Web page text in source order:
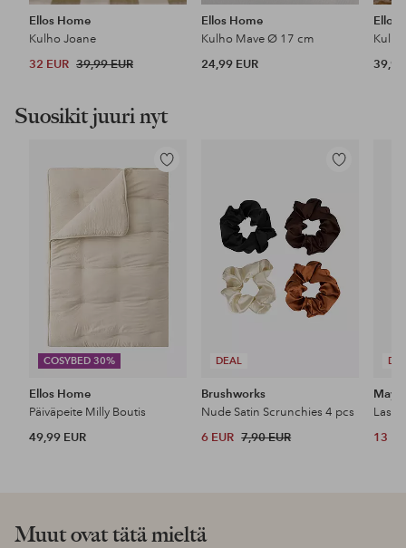
Ellos Home
Kulho Joane
32 EUR 39,99 EUR
Ellos Home
Kulho Mave Ø 17 cm
24,99 EUR
Ellos
39,99
Suosikit juuri nyt
COSYBED 30%
Lisää
Ellos Home
Päiväpeite Milly Boutis
49,99 EUR
DEAL
Lisää
Brushworks
Nude Satin Scrunchies 4 pcs
6 EUR 7,90 EUR 13
Muut ovat tätä mieltä